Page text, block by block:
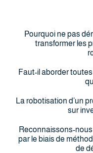
Pourquoi ne pas
transformer les
Faut-il aborder
La robotisation d’un
sur
Reconnaissons-
par le biais de
de